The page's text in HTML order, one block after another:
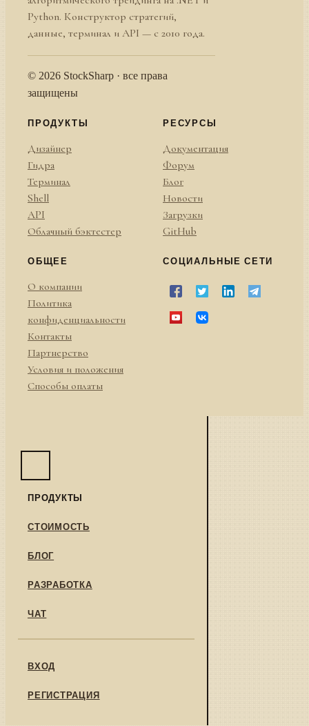
Python. Конструктор стратегий,
данные, терминал и API — с 2010 года.
© 2026 StockSharp · все права
защищены
ПРОДУКТЫ
Дизайнер
Гидра
Терминал
Shell
API
Облачный бэктестер
РЕСУРСЫ
Документация
Форум
Блог
Новости
Загрузки
GitHub
ОБЩЕЕ
О компании
Политика
конфиденциальности
Контакты
Партнерство
Условия и положения
Способы оплаты
СОЦИАЛЬНЫЕ СЕТИ
ПРОДУКТЫ
СТОИМОСТЬ
БЛОГ
РАЗРАБОТКА
ЧАТ
ВХОД
РЕГИСТРАЦИЯ